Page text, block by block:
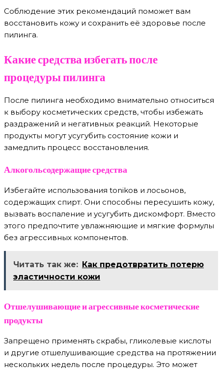
Соблюдение этих рекомендаций поможет вам
восстановить кожу и сохранить её здоровье после
пилинга.
Какие средства избегать после
процедуры пилинга
После пилинга необходимо внимательно относиться
к выбору косметических средств, чтобы избежать
раздражений и негативных реакций. Некоторые
продукты могут усугубить состояние кожи и
замедлить процесс восстановления.
Алкогольсодержащие средства
Избегайте использования tonikов и лосьонов,
содержащих спирт. Они способны пересушить кожу,
вызвать воспаление и усугубить дискомфорт. Вместо
этого предпочтите увлажняющие и мягкие формулы
без агрессивных компонентов.
Читать так же: Как предотвратить потерю
эластичности кожи
Отшелушивающие и агрессивные косметические
продукты
Запрещено применять скрабы, гликолевые кислоты
и другие отшелушивающие средства на протяжении
нескольких недель после процедуры. Это может